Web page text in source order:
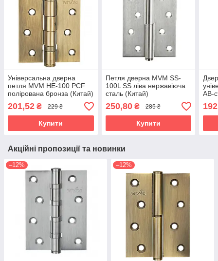
Універсальна дверна
петля MVM HE-100 PCF
полірована бронза (Китай)
201,52 ₴ 229 ₴
Купити
Петля дверна MVM SS-
100L SS ліва нержавіюча
сталь (Китай)
250,80₴ 285 ₴
Купити
AB-
Акційні пропозиції та новинки
–12% –12%